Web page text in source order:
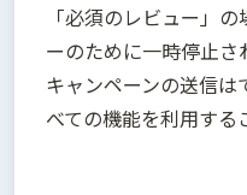
「必須のレビュー」
ーのために一時停止
キャンペーンの送信
べての機能を利用する